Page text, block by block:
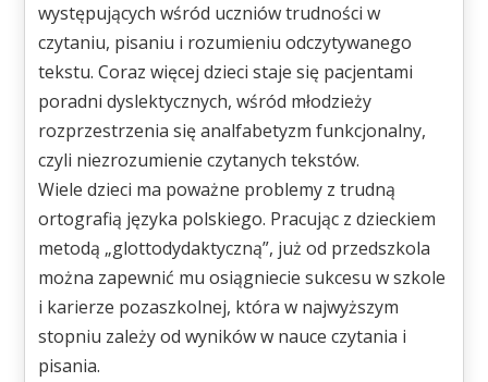
występujących wśród uczniów trudności w
czytaniu, pisaniu i rozumieniu odczytywanego
tekstu. Coraz więcej dzieci staje się pacjentami
poradni dyslektycznych, wśród młodzieży
rozprzestrzenia się analfabetyzm funkcjonalny,
czyli niezrozumienie czytanych tekstów.
Wiele dzieci ma poważne problemy z trudną
ortografią języka polskiego. Pracując z dzieckiem
metodą „glottodydaktyczną”, już od przedszkola
można zapewnić mu osiągniecie sukcesu w szkole
i karierze pozaszkolnej, która w najwyższym
stopniu zależy od wyników w nauce czytania i
pisania.